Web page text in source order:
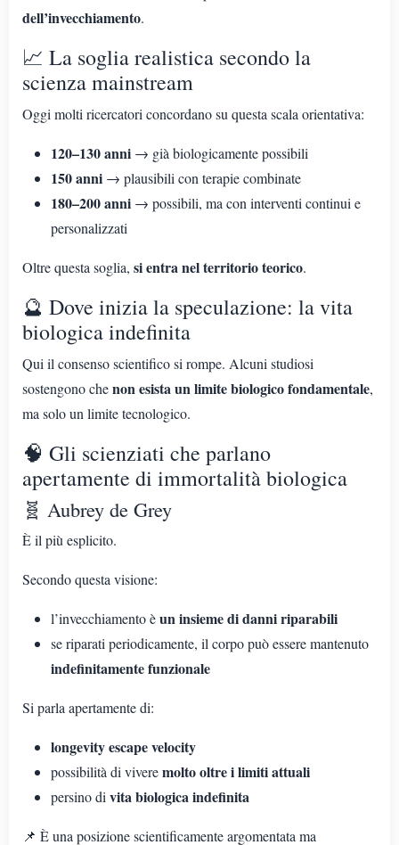
dell’invecchiamento.
📈 La soglia realistica secondo la
scienza mainstream
Oggi molti ricercatori concordano su questa scala orientativa:
120–130 anni → già biologicamente possibili
150 anni → plausibili con terapie combinate
180–200 anni → possibili, ma con interventi continui e
personalizzati
Oltre questa soglia, si entra nel territorio teorico.
🔮 Dove inizia la speculazione: la vita
biologica indefinita
Qui il consenso scientifico si rompe. Alcuni studiosi
sostengono chenon esista un limite biologico fondamentale,
ma solo un limite tecnologico.
🧠 Gli scienziati che parlano
apertamente di immortalità biologica
🧬 Aubrey de Grey
È il più esplicito.
Secondo questa visione:
l’invecchiamento èun insieme di danni riparabili
se riparati periodicamente, il corpo può essere mantenuto
indefinitamente funzionale
Si parla apertamente di:
longevity escape velocity
possibilità di viveremolto oltre i limiti attuali
persino di vita biologica indefinita
📌 È una posizione scientificamente argomentata ma